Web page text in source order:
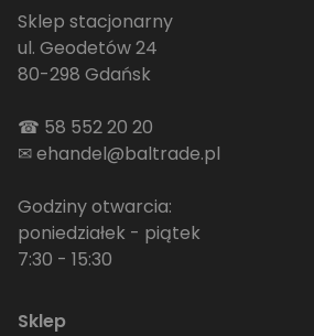
Sklep stacjonarny
ul. Geodetów 24
80-298 Gdańsk
☎ 58 552 20 20
✉ehandel@baltrade.pl
Godziny otwarcia:
poniedziałek - piątek
7:30 - 15:30
Sklep